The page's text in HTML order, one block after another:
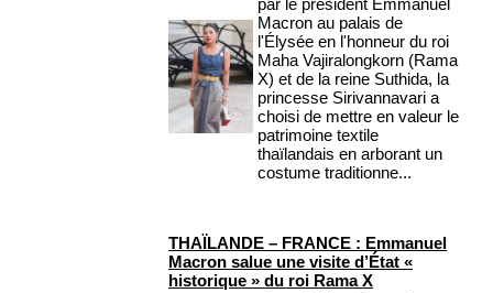
par le président Emmanuel
Macron au palais de
l'Élysée en l'honneur du roi
Maha Vajiralongkorn (Rama
X) et de la reine Suthida, la
princesse Sirivannavari a
choisi de mettre en valeur le
patrimoine textile
thaïlandais en arborant un
costume traditionne...
THAÏLANDE – FRANCE : Emmanuel
Macron salue une visite d’État «
historique » du roi Rama X